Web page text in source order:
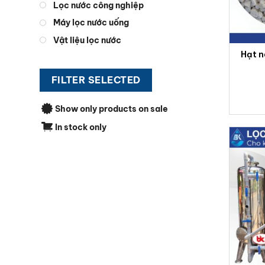
Lọc nước công nghiệp
Máy lọc nước uống
Vật liệu lọc nước
FILTER SELECTED
Show only products on sale
In stock only
Hạt